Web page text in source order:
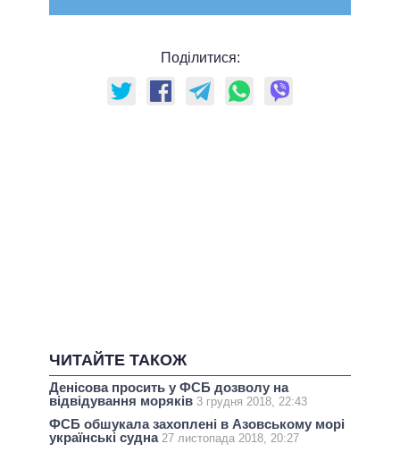
Поділитися:
ЧИТАЙТЕ ТАКОЖ
Денісова просить у ФСБ дозволу на
відвідування моряків 3 грудня 2018, 22:43
ФСБ обшукала захоплені в Азовському морі
українські судна 27 листопада 2018, 20:27